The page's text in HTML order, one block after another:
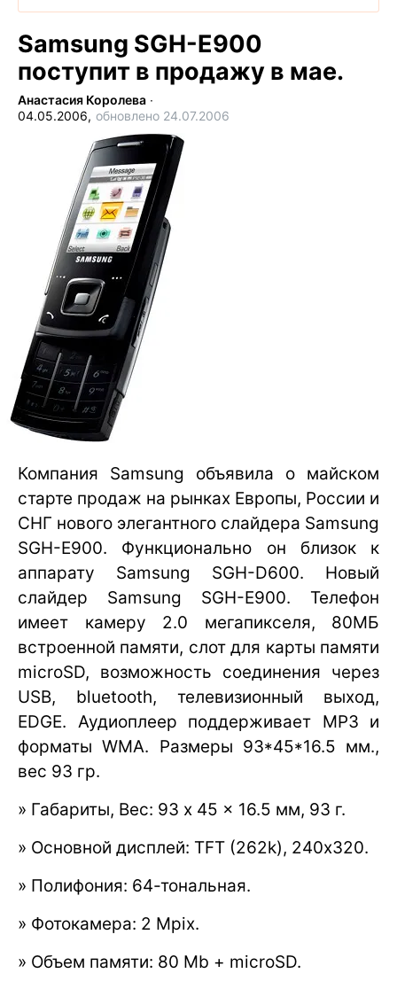
Samsung SGH-E900
поступит в продажу в мае.
Анастасия Королева ∙
04.05.2006, обновлено 24.07.2006
Компания Samsung объявила о майском
старте продаж на рынках Европы, России и
СНГ нового элегантного слайдера Samsung
SGH-E900. Функционально он близок к
аппарату Samsung SGH-D600. Новый
слайдер Samsung SGH-E900. Телефон
имеет камеру 2.0 мегапикселя, 80МБ
встроенной памяти, слот для карты памяти
microSD, возможность соединения через
USB, bluetooth, телевизионный выход,
EDGE. Аудиоплеер поддерживает МР3 и
форматы WMA. Размеры 93*45*16.5 мм.,
вес 93 гр.
» Габариты, Вес: 93 x 45 x 16.5 мм, 93 г.
» Основной дисплей: TFT (262k), 240х320.
» Полифония: 64-тональная.
» Фотокамера: 2 Mpix.
» Объем памяти: 80 Mb + microSD.